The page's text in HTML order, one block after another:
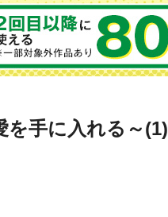
を手に入れる～(1)